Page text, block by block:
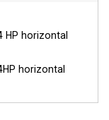
HP horizontal
horizontal